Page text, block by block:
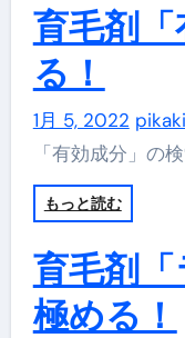
育毛剤
る！
1月 5, 2022
「有効成分」
もっと読む
育毛剤
極める！